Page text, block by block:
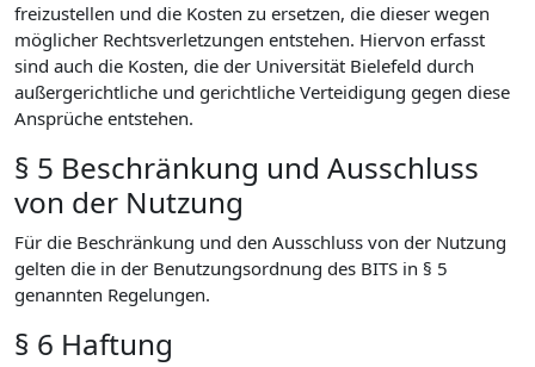
freizustellen und die Kosten zu ersetzen, die dieser wegen
möglicher Rechtsverletzungen entstehen. Hiervon erfasst
sind auch die Kosten, die der Universität Bielefeld durch
außergerichtliche und gerichtliche Verteidigung gegen diese
Ansprüche entstehen.
§ 5 Beschränkung und Ausschluss
von der Nutzung
Für die Beschränkung und den Ausschluss von der Nutzung
gelten die in der Benutzungsordnung des BITS in § 5
genannten Regelungen.
§ 6 Haftung